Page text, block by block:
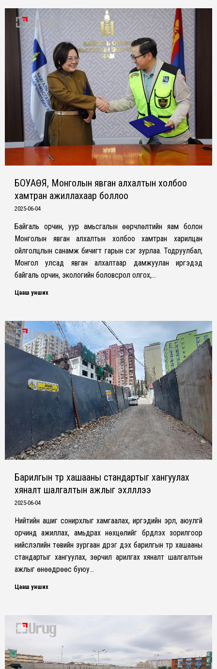
БОУАӨЯ, Монголын явган алхалтын холбоо
хамтран ажиллахаар боллоо
2025-06-04
Байгаль орчин, уур амьсгалын өөрчлөлтийн яам болон
Монголын явган алхалтын холбоо хамтран харилцан
ойлголцлын санамж бичигт гарын үсэг зурлаа. Тодруулбал,
Монгол улсад явган алхалтаар дамжуулан иргэдэд
байгаль орчин, экологийн боловсрол олгох,…
Цааш унших
Барилгын түр хашааны стандартыг хангуулах
хяналт шалгалтын ажлыг эхлүүллээ
2025-06-04
Нийтийн ашиг сонирхлыг хамгаалах, иргэдийн эрүүл, аюулгүй
орчинд ажиллах, амьдрах нөхцөлийг бүрдүүлэх зорилгоор
нийслэлийн төвийн зургаан дүүрэг дэх барилгын түр хашааны
стандартыг хангуулах, зөрчил арилгах хяналт шалгалтын
ажлыг өнөөдрөөс буюу…
Цааш унших